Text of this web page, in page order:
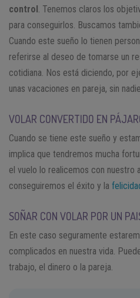
control . Tenemos claros los
para conseguirlos. Buscamos
Cuando este sueño lo tienen
referirse al deseo de tomarse un
cotidiana. Nos está diciendo, por
unas vacaciones en pareja, sin
VOLAR CONVERTIDO EN
Cuando se tiene este sueño y
implica que tendremos mucha
el vuelo lo realicemos con nuestro
conseguiremos el éxito y la
SOÑAR CON VOLAR POR UN
En este caso seguramente
complicados en nuestra vida.
trabajo, el dinero o la pareja.